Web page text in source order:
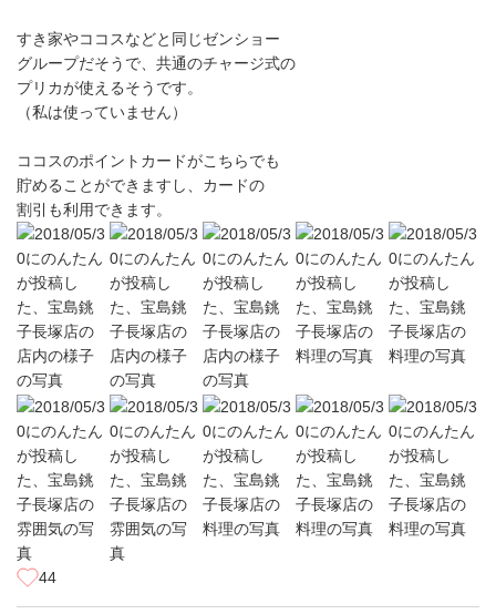
すき家やココスなどと同じゼンショー
グループだそうで、共通のチャージ式の
プリカが使えるそうです。
（私は使っていません）
ココスのポイントカードがこちらでも
貯めることができますし、カードの
割引も利用できます。
44